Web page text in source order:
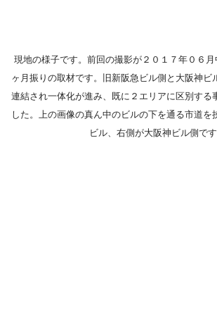
現地の様子です。前回の撮影が２０１７年０６
ヶ月振りの取材です。旧新阪急ビル側と大阪神ビ
連結され一体化が進み、既に２エリアに区別する
した。上の画像の真ん中のビルの下を通る市道を
ビル、右側が大阪神ビル側です